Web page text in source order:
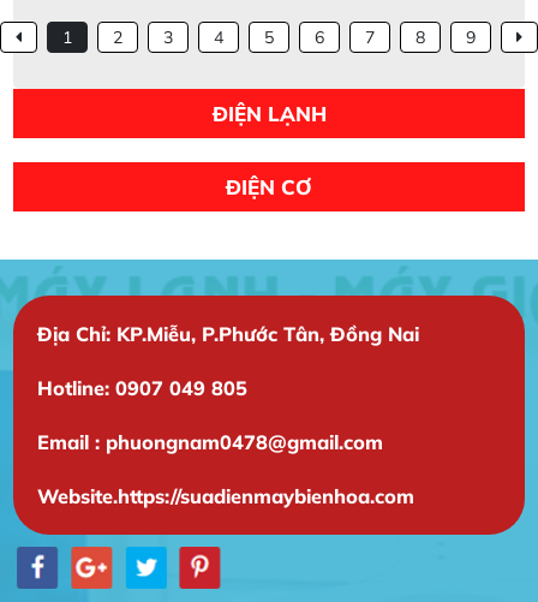
1 2 3 4 5 6 7 8 9
ĐIỆN LẠNH
ĐIỆN CƠ
Địa Chỉ: KP.Miễu, P.Phước Tân, Đồng Nai
Hotline: 0907 049 805
Email : phuongnam0478@gmail.com
Website.https://suadienmaybienhoa.com
Gia Đình chúng tôi rất hài lòng dịch vụ tại
Anh An